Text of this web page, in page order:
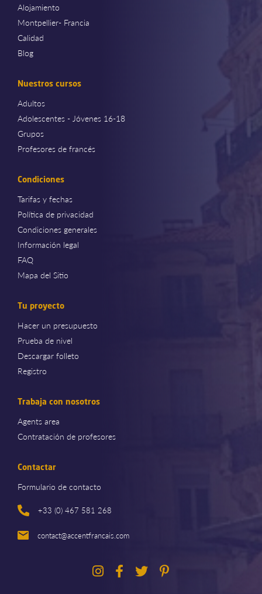
Alojamiento
Montpellier- Francia
Calidad
Blog
Nuestros cursos
Adultos
Adolescentes - Jóvenes 16-18
Grupos
Profesores de francés
Condiciones
Tarifas y fechas
Política de privacidad
Condiciones generales
Información legal
FAQ
Mapa del Sitio
Tu proyecto
Hacer un presupuesto
Prueba de nivel
Descargar folleto
Registro
Trabaja con nosotros
Agents area
Contratación de profesores
Contactar
Formulario de contacto
+33 (0) 467 581 268
contact@accentfrancais.com